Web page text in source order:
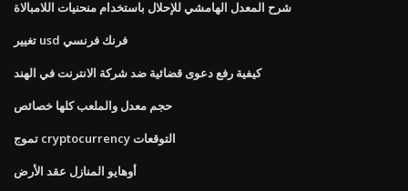
شرح المعدل الهامشي للإحلال باستخدام منحنيات اللامبالاة
تغيير usd فرنك فرنسي
كيفية رفع دعوى قضائية ضد شركة الانترنت في الهند
حجم معدل والملعب كلها خصائص
تموج cryptocurrency التوقعات
أوهايو المنازل عقد الأرض